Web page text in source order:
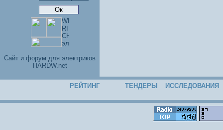
Cайт и форум для электриков
HARDW.net
РЕЙТИНГ ТЕНДЕРЫ ИССЛЕДОВАНИЯ